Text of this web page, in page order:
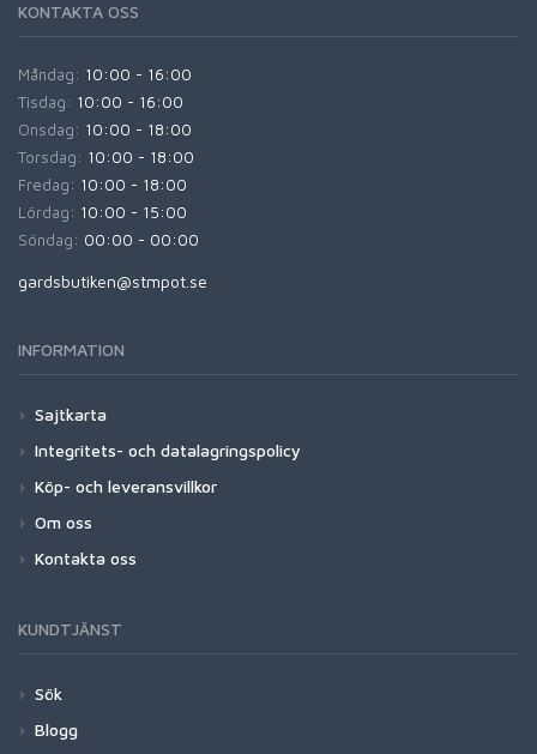
KONTAKTA OSS
Måndag: 10:00 - 16:00
Tisdag: 10:00 - 16:00
Onsdag: 10:00 - 18:00
Torsdag: 10:00 - 18:00
Fredag: 10:00 - 18:00
Lördag: 10:00 - 15:00
Söndag: 00:00 - 00:00
gardsbutiken@stmpot.se
INFORMATION
Sajtkarta
Integritets- och datalagringspolicy
Köp- och leveransvillkor
Om oss
Kontakta oss
KUNDTJÄNST
Sök
Blogg